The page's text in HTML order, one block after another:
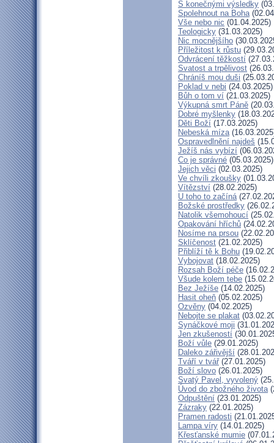
S konečnými výsledky
Spolehnout na Boha
Vše nebo nic (01.04.2025)
Teologicky (31.03.2025)
Nic mocnějšího
Příležitost k růstu
Odvrácení těžkostí
Svatost a trpělivost
Chráníš mou duši
Poklad v nebi (24.03.2025)
Bůh o tom ví (21.03.2025)
Výkupná smrt Páně
Dobré myšlenky
Děti Boží (17.03.2025)
Nebeská míza
Ospravedlnění najdeš
Ježíš nás vybízí
Co je správné (05.03.2025)
Jejich věci (02.03.2025)
Ve chvíli zkoušky
Vítězství (28.02.2025)
U toho to začíná
Božské prostředky
Natolik všemohoucí
Opakování hříchů
Nosíme na prsou
Sklíčenost (21.02.2025)
Přiblíží tě k Bohu
Vybojovat (18.02.2025)
Rozsah Boží péče
Všude kolem tebe
Bez Ježíše (14.02.2025)
Hasit oheň (05.02.2025)
Ozvěny (04.02.2025)
Nebojte se plakat
Synáčkové moji
Jen zkušeností
Boží vůle (29.01.2025)
Daleko zářivější
Tváří v tvář(27.01.2025)
Boží slovo (26.01.2025)
Svatý Pavel, vyvolený
Úvod do zbožného života
Odpuštění (23.01.2025)
Zázraky (22.01.2025)
Pramen radosti
Lampa víry (14.01.2025)
Křesťanské mumie